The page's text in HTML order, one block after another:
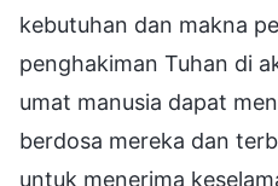
kebutuhan dan makna
penghakiman Tuhan di
umat manusia dapat
berdosa mereka dan
untuk menerima